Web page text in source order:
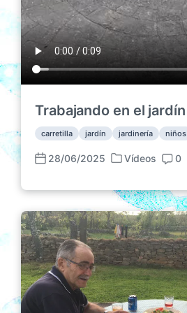
Trabajando en el jardín
carretilla jardín jardinería niños
F
c
h
a
p
u
b
l
28/06/2025
P
b
l
i
c
a
d
a
e
Vídeos
C
m
e
n
t
a
r
i
o
0